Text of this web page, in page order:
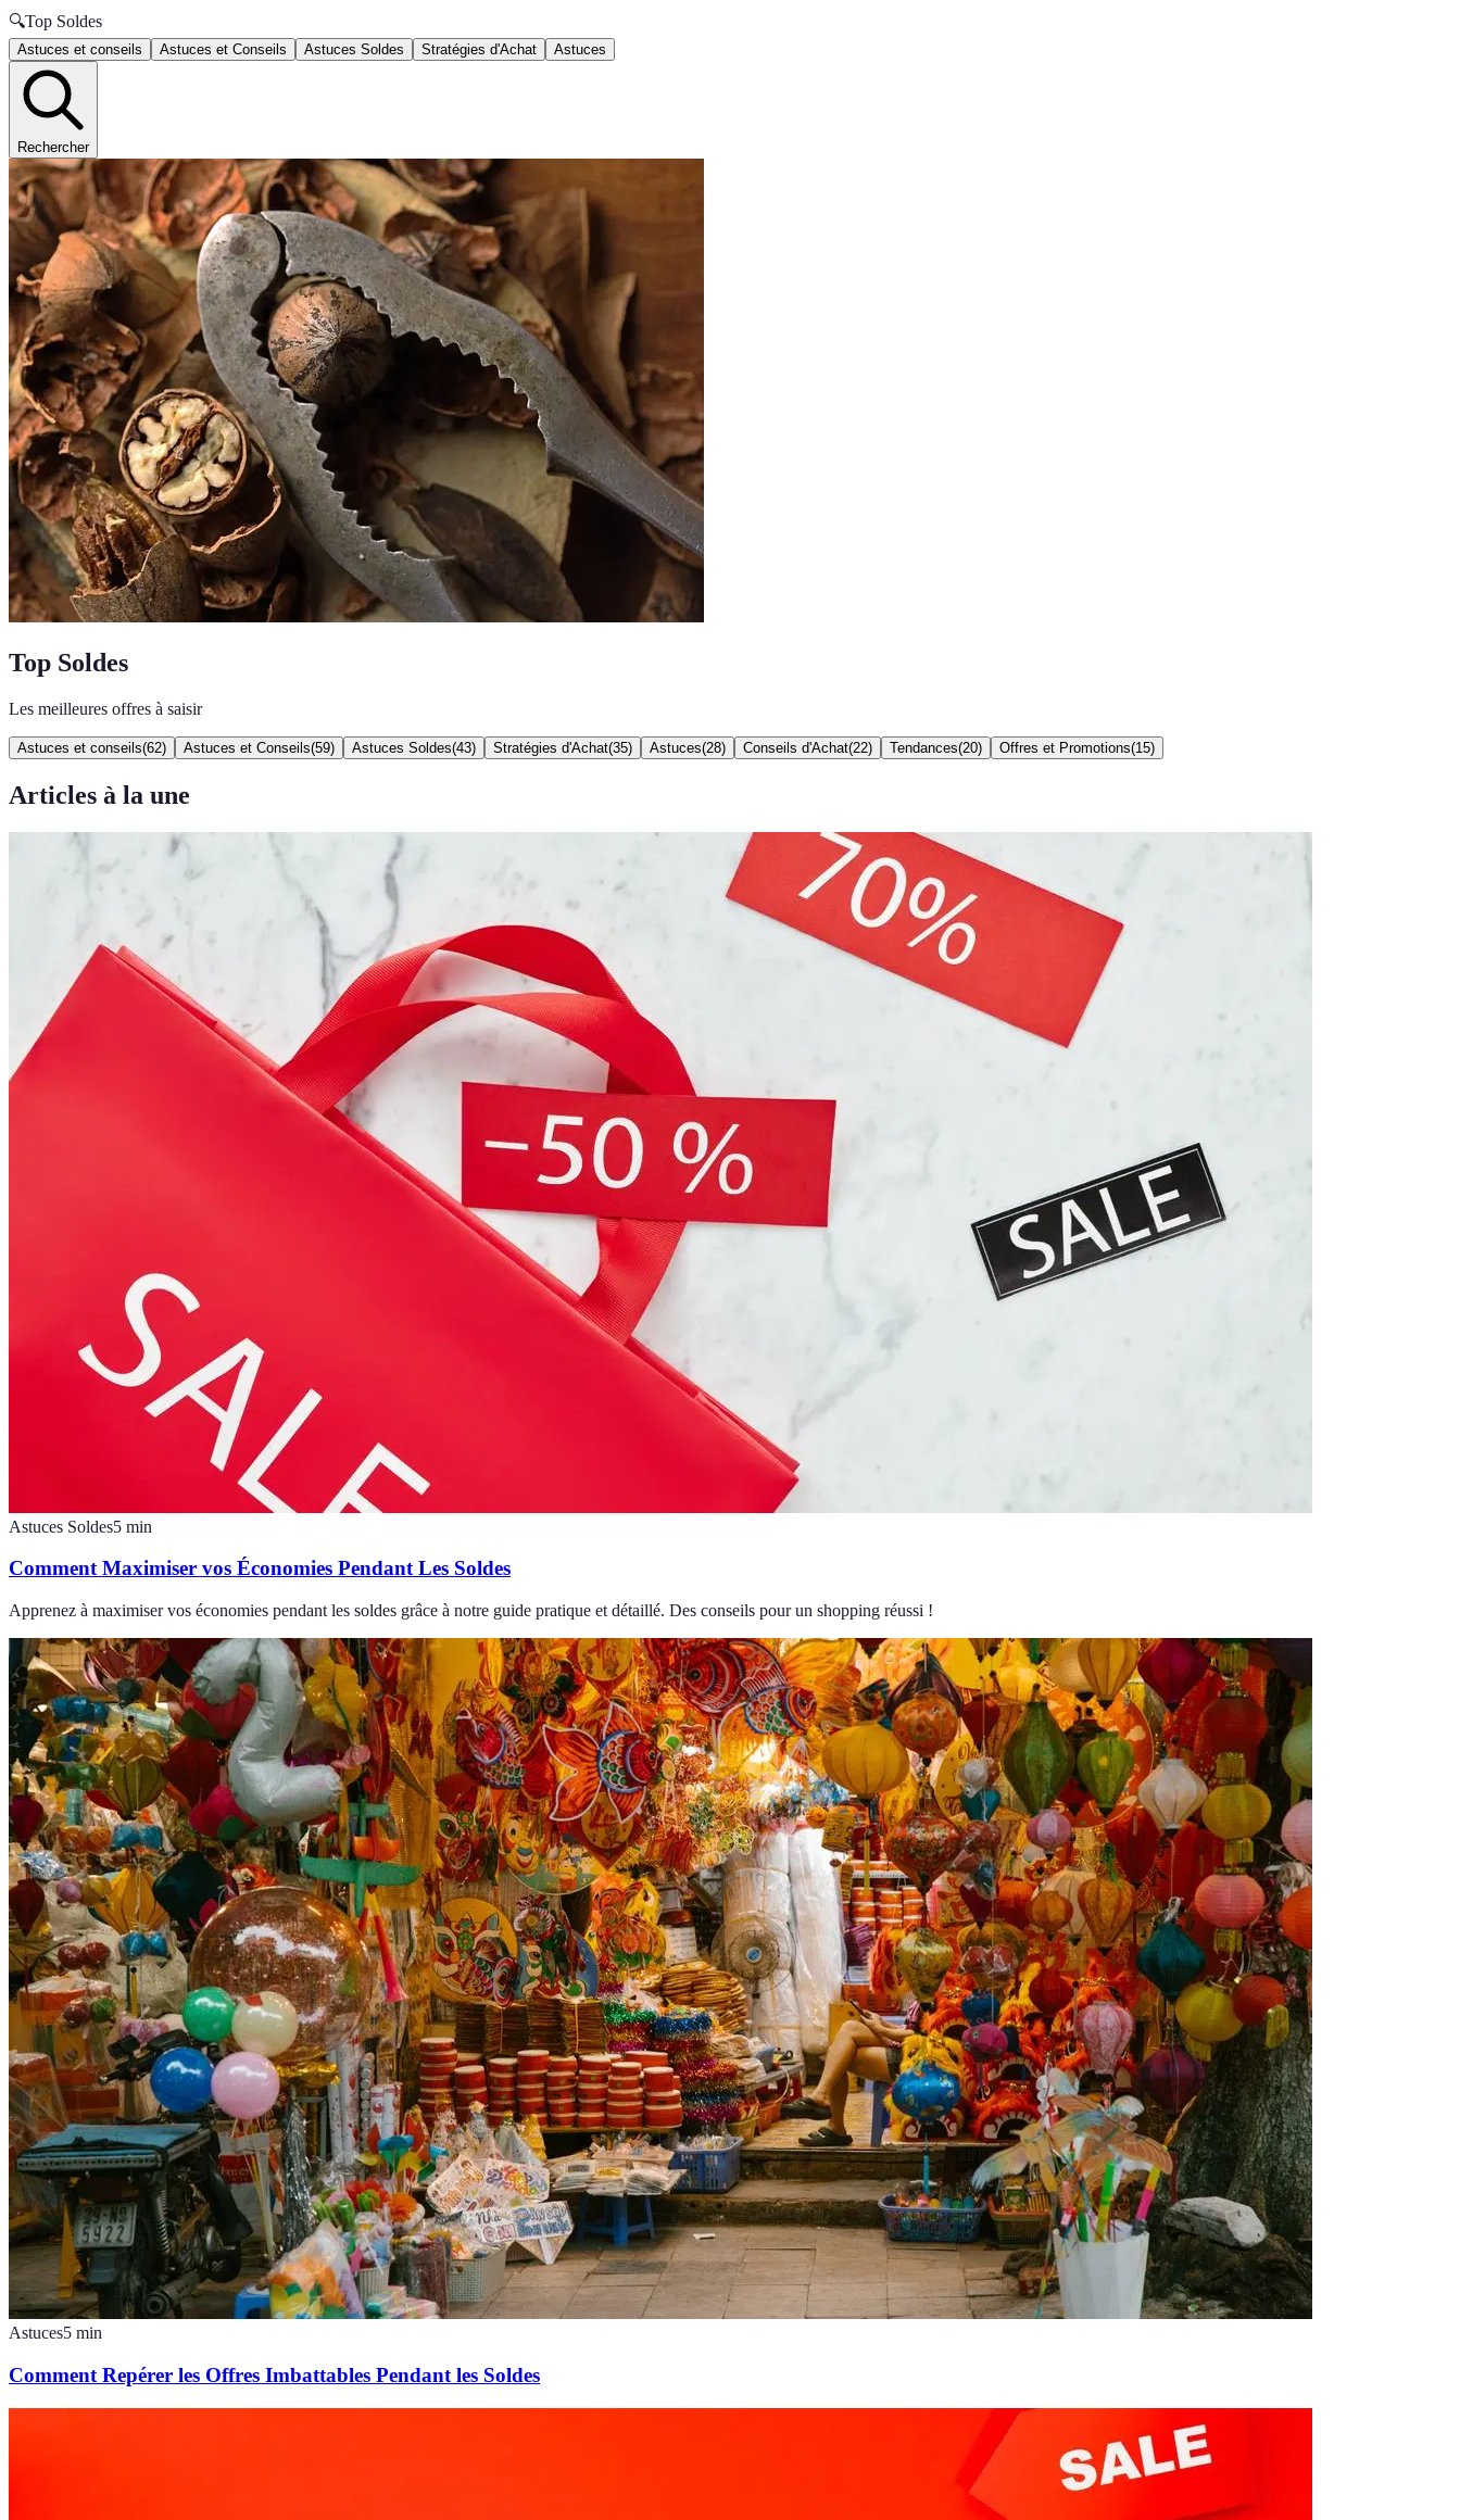
🔍Top Soldes
Astuces et conseils Astuces et Conseils Astuces Soldes Stratégies d'Achat Astuces
Rechercher
Top Soldes
Les meilleures offres à saisir
Astuces et conseils(62) Astuces et Conseils(59) Astuces Soldes(43) Stratégies d'Achat(35) Astuces(28) Conseils d'Achat(22) Tendances(20) Offres et Promotions(15)
Articles à la une
Astuces Soldes5 min
Comment Maximiser vos Économies Pendant Les Soldes
Apprenez à maximiser vos économies pendant les soldes grâce à notre guide pratique et détaillé. Des conseils pour un shopping réussi !
Astuces5 min
Comment Repérer les Offres Imbattables Pendant les Soldes